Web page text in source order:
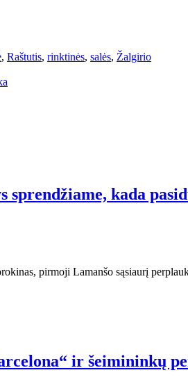
, Raštutis, rinktinės, salės, Žalgirio
sprendžiame, kada
pirmoji Lamanšo sąsiaurį
ir šeimininkų